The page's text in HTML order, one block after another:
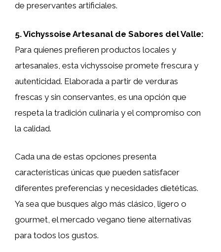
de preservantes artificiales.
5. Vichyssoise Artesanal de Sabores del Valle:
Para quienes prefieren productos locales y
artesanales, esta vichyssoise promete frescura y
autenticidad. Elaborada a partir de verduras
frescas y sin conservantes, es una opción que
respeta la tradición culinaria y el compromiso con
la calidad.
Cada una de estas opciones presenta
características únicas que pueden satisfacer
diferentes preferencias y necesidades dietéticas.
Ya sea que busques algo más clásico, ligero o
gourmet, el mercado vegano tiene alternativas
para todos los gustos.